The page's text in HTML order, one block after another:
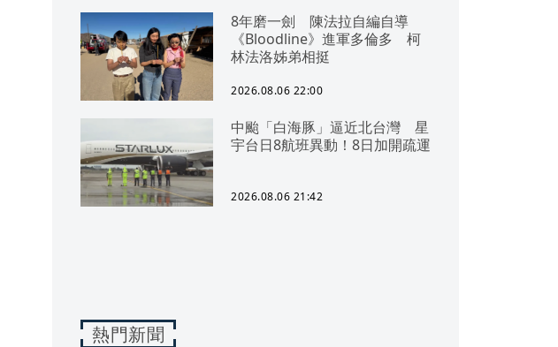
8年磨一劍 陳法拉自編自導
《Bloodline》進軍多倫多 柯
林法洛姊弟相挺
2026.08.06 22:00
中颱「白海豚」逼近北台灣 星
宇台日8航班異動！8日加開疏運
2026.08.06 21:42
熱門新聞